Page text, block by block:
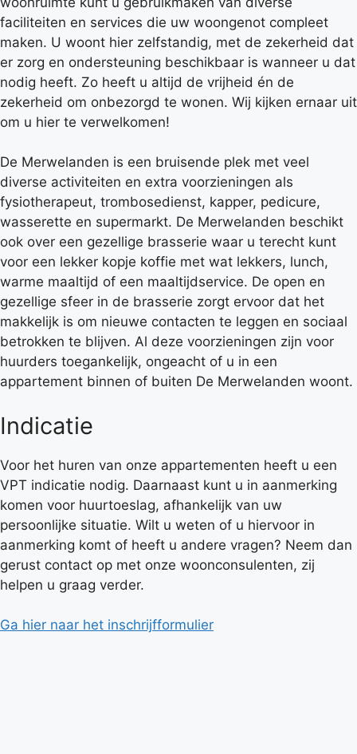
faciliteiten en services die uw woongenot compleet
maken. U woont hier zelfstandig, met de zekerheid dat
er zorg en ondersteuning beschikbaar is wanneer u dat
nodig heeft. Zo heeft u altijd de vrijheid én de
zekerheid om onbezorgd te wonen. Wij kijken ernaar uit
om u hier te verwelkomen!
De Merwelanden is een bruisende plek met veel
diverse activiteiten en extra voorzieningen als
fysiotherapeut, trombosedienst, kapper, pedicure,
wasserette en supermarkt. De Merwelanden beschikt
ook over een gezellige brasserie waar u terecht kunt
voor een lekker kopje koffie met wat lekkers, lunch,
warme maaltijd of een maaltijdservice. De open en
gezellige sfeer in de brasserie zorgt ervoor dat het
makkelijk is om nieuwe contacten te leggen en sociaal
betrokken te blijven. Al deze voorzieningen zijn voor
huurders toegankelijk, ongeacht of u in een
appartement binnen of buiten De Merwelanden woont.
Indicatie
Voor het huren van onze appartementen heeft u een
VPT indicatie nodig. Daarnaast kunt u in aanmerking
komen voor huurtoeslag, afhankelijk van uw
persoonlijke situatie. Wilt u weten of u hiervoor in
aanmerking komt of heeft u andere vragen? Neem dan
gerust contact op met onze woonconsulenten, zij
helpen u graag verder.
Ga hier naar het inschrijfformulier